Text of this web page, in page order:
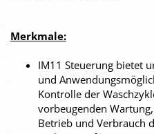
Merkmale:
IM11 Steuerung bietet
und
Kontrolle der
vorbeugenden
Betrieb und Verbrauch